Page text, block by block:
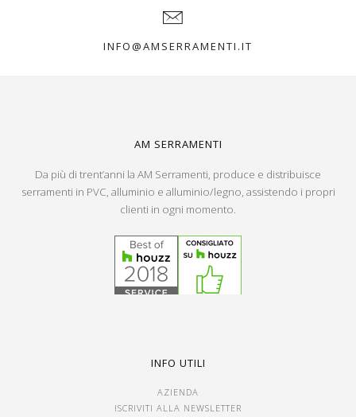
INFO@AMSERRAMENTI.IT
AM SERRAMENTI
Da più di trent’anni la AM Serramenti, produce e distribuisce
serramenti in PVC, alluminio e alluminio/legno, assistendo i propri
clienti in ogni momento.
INFO UTILI
AZIENDA
ISCRIVITI ALLA NEWSLETTER